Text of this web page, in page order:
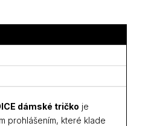
dámské tričko je
prohlášením, které klade